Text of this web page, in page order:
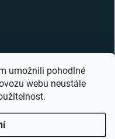
umožnili pohodlné
webu neustále